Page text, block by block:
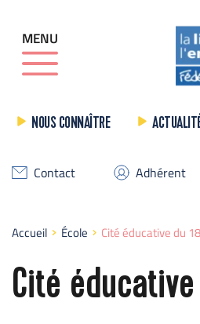
MENU
NOUS CONNAÎTRE
Contact Adhérent
Accueil École Cité éducative du
Cité